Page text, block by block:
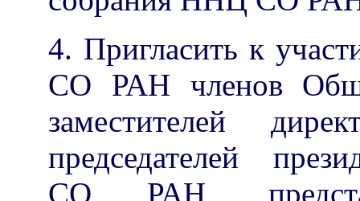
4. Пригласить к
СО РАН членов
заместителей
председателей
СО РАН,